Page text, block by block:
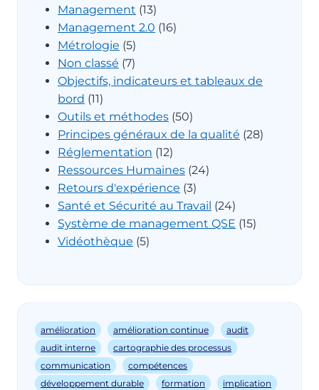
Management (13)
Management 2.0 (16)
Métrologie (5)
Non classé (7)
Objectifs, indicateurs et tableaux de
bord (11)
Outils et méthodes (50)
Principes généraux de la qualité (28)
Réglementation (12)
Ressources Humaines (24)
Retours d'expérience (3)
Santé et Sécurité au Travail (24)
Système de management QSE (15)
Vidéothèque (5)
amélioration amélioration continue
audit
audit interne
cartographie des processus
communication
compétences
développement durable
formation
implication